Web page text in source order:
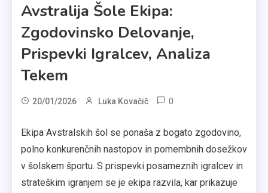
Avstralija Šole Ekipa:
Zgodovinsko Delovanje,
Prispevki Igralcev, Analiza
Tekem
20/01/2026 Luka Kovačič 0
Ekipa Avstralskih šol se ponaša z bogato zgodovino,
polno konkurenčnih nastopov in pomembnih dosežkov
v šolskem športu. S prispevki posameznih igralcev in
strateškim igranjem se je ekipa razvila, kar prikazuje